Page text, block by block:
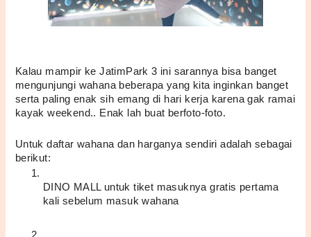
Kalau mampir ke JatimPark 3 ini sarannya bisa banget
mengunjungi wahana beberapa yang kita inginkan banget
serta paling enak sih emang di hari kerja karena gak ramai
kayak weekend.. Enak lah buat berfoto-foto.
Untuk daftar wahana dan harganya sendiri adalah sebagai
berikut:
DINO MALL untuk tiket masuknya gratis pertama
kali sebelum masuk wahana